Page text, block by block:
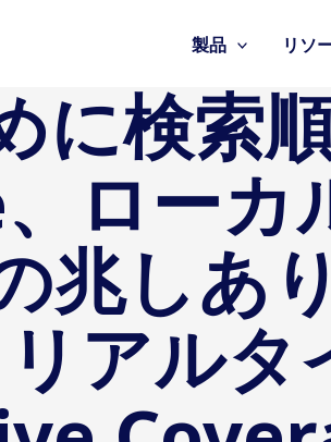
製品 リソ
に検索
ローカ
兆しあ
アルタ